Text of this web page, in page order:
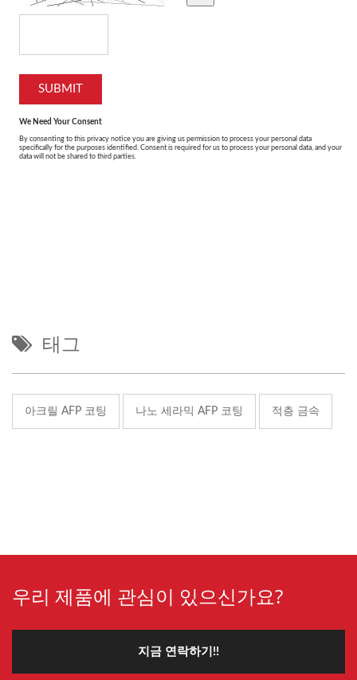
태그
아크릴 AFP 코팅 나노 세라믹 AFP 코팅 적층 금속
우리 제품에 관심이 있으신가요?
지금 연락하기!!